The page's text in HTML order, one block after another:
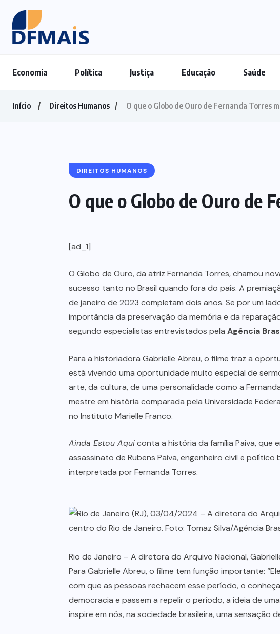
Economia Política Justiça Educação Saúde
Início Direitos Humanos O que o Globo de Ouro de Fernanda Torres
DIREITOS HUMANOS
O que o Globo de Ouro de
[ad_1]
O Globo de Ouro, da atriz Fernanda Torres, chamou
sucesso tanto no Brasil quando fora do país. A
de janeiro de 2023 completam dois anos. Se por um
importância da preservação da memória e da
segundo especialistas entrevistados pela Agência
Para a historiadora Gabrielle Abreu, o filme traz a
está vivendo uma oportunidade muito especial de
arte, da cultura, de uma personalidade como a
mestre em história comparada pela Universidade
no Instituto Marielle Franco.
Ainda Estou Aquiconta a história da família Paiva, que
assassinato de Rubens Paiva, engenheiro civil e
interpretada por Fernanda Torres.
Rio de Janeiro – A diretora do Arquivo Nacional,
Para Gabrielle Abreu, o filme tem função importante:
com que as pessoas rechacem esse período, o
democracia e passem a repelir o período, a ideia de
inspire em nós, na sociedade brasileira, uma sensação